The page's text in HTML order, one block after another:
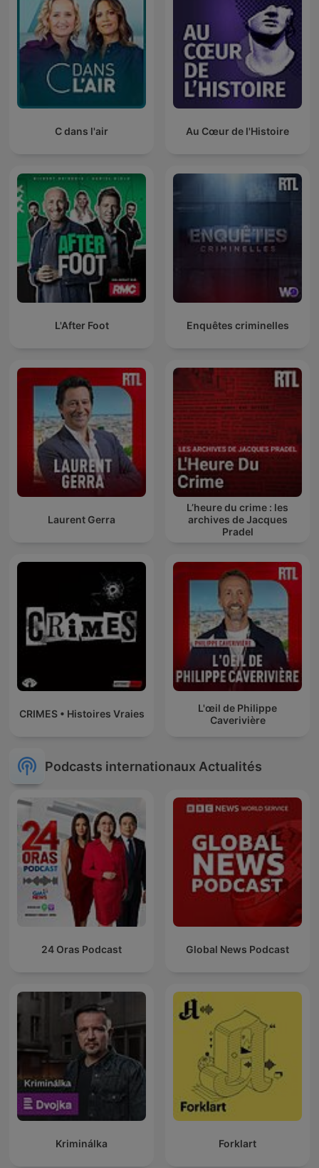
C dans l'air Au Cœur de l'Histoire
L'After Foot Enquêtes criminelles
Laurent Gerra
L’heure du crime : les
archives de Jacques
Pradel
CRIMES • Histoires Vraies
L'œil de Philippe
Caverivière
Podcasts internationaux Actualités
24 Oras Podcast Global News Podcast
Kriminálka Forklart